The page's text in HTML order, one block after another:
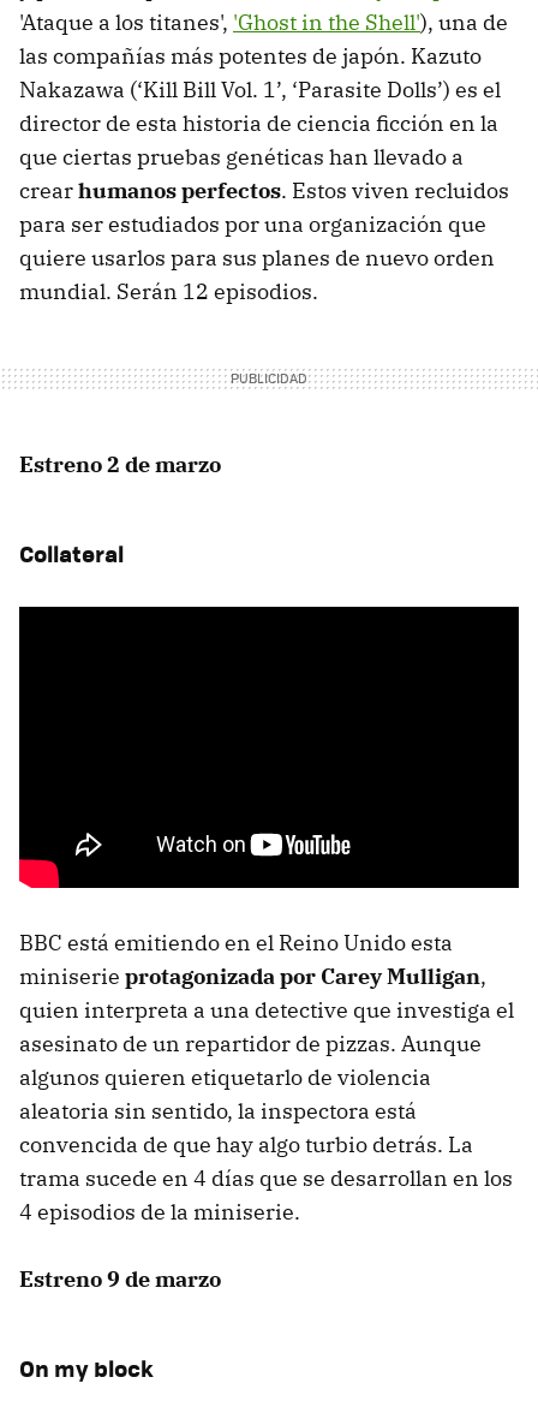
'Ataque a los titanes', 'Ghost in the Shell'), una de
las compañías más potentes de japón. Kazuto
Nakazawa (‘Kill Bill Vol. 1’, ‘Parasite Dolls’) es el
director de esta historia de ciencia ficción en la
que ciertas pruebas genéticas han llevado a
crearhumanos perfectos. Estos viven recluidos
para ser estudiados por una organización que
quiere usarlos para sus planes de nuevo orden
mundial. Serán 12 episodios.
Estreno 2 de marzo
Collateral
BBC está emitiendo en el Reino Unido esta
miniserie protagonizada por Carey Mulligan,
quien interpreta a una detective que investiga el
asesinato de un repartidor de pizzas. Aunque
algunos quieren etiquetarlo de violencia
aleatoria sin sentido, la inspectora está
convencida de que hay algo turbio detrás. La
trama sucede en 4 días que se desarrollan en los
4 episodios de la miniserie.
Estreno 9 de marzo
On my block